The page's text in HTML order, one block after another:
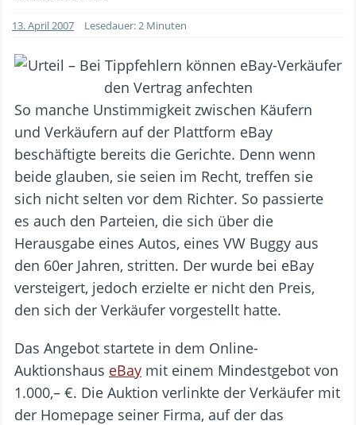
13. April 2007 Lesedauer: 2 Minuten
So manche Unstimmigkeit zwischen Käufern
und Verkäufern auf der Plattform eBay
beschäftigte bereits die Gerichte. Denn wenn
beide glauben, sie seien im Recht, treffen sie
sich nicht selten vor dem Richter. So passierte
es auch den Parteien, die sich über die
Herausgabe eines Autos, eines VW Buggy aus
den 60er Jahren, stritten. Der wurde bei eBay
versteigert, jedoch erzielte er nicht den Preis,
den sich der Verkäufer vorgestellt hatte.
Das Angebot startete in dem Online-
Auktionshaus eBay mit einem Mindestgebot von
1.000,– €. Die Auktion verlinkte der Verkäufer mit
der Homepage seiner Firma, auf der das